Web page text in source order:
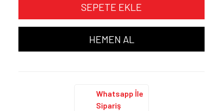
SEPETE EKLE
HEMEN AL
Whatsapp İle
Sipariş